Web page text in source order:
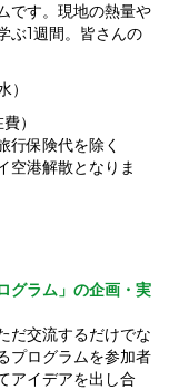
です。現地の熱量や
ぶ1週間。皆さんの
）
行保険代を除く
空港解散となりま
グラム」の企画・実
だ交流するだけでな
プログラムを参加者
アイデアを出し合